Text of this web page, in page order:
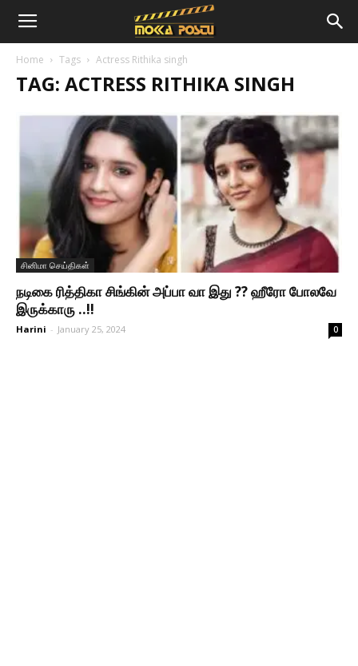
Home Tags Actress Rithika singh
TAG: ACTRESS RITHIKA SINGH
சினிமா செய்திகள்
நடிகை ரித்திகா சிங்கின் அப்பா வா இது ?? ஹீரோ போலவே
இருக்காரு ..!!
Harini - January 25, 2024 0